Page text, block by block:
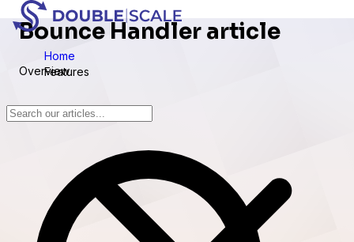
Home
Features
Bounce Handler article
Overview